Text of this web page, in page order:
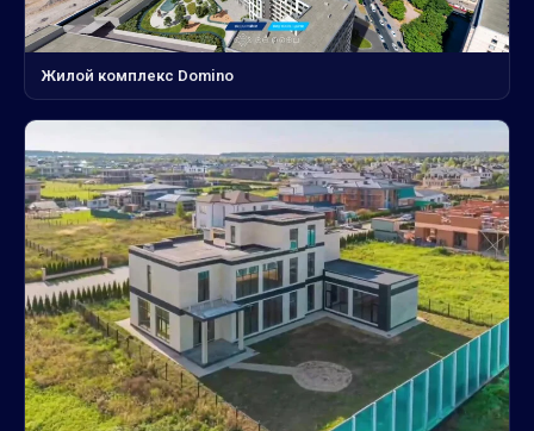
Жилой комплекс Domino